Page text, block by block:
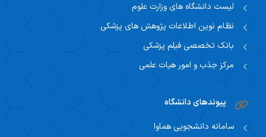
لیست دانشگاه های وزارت علوم
نظام نوین اطلاعات پژوهش های پزشکی
بانک تخصصی فیلم پزشکی
مرکز جذب و امور هیات علمی
پیوندهای دانشگاه
سامانه دانشجویی هماوا